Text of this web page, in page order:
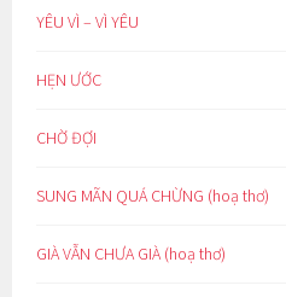
YÊU VÌ – VÌ YÊU
HẸN ƯỚC
CHỜ ĐỢI
SUNG MÃN QUÁ CHỪNG (hoạ thơ)
GIÀ VẪN CHƯA GIÀ (hoạ thơ)